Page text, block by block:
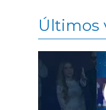
Últimos